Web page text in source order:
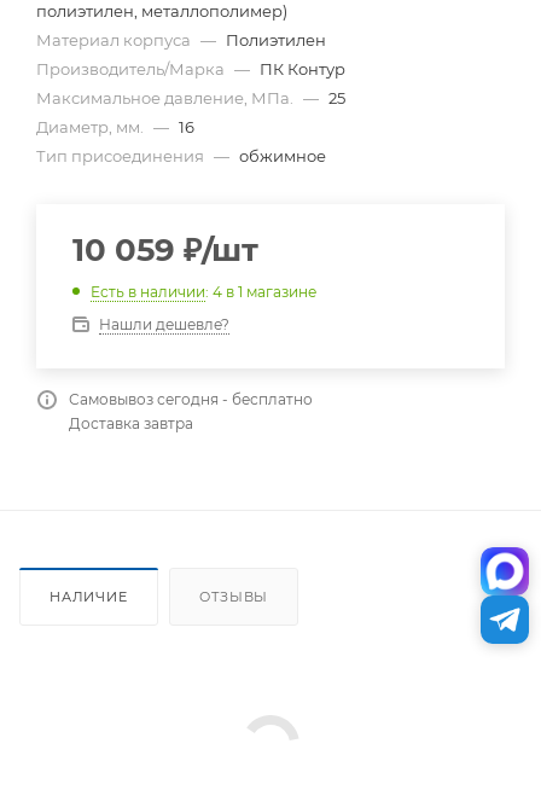
полиэтилен, металлополимер)
Материал корпуса — Полиэтилен
Производитель/Марка — ПК Контур
Максимальное давление, МПа. — 25
Диаметр, мм. — 16
Тип присоединения — обжимное
10 059 ₽/шт
Есть в наличии: 4 в 1 магазине
Нашли дешевле?
Самовывоз сегодня - бесплатно
Доставка завтра
НАЛИЧИЕ ОТЗЫВЫ